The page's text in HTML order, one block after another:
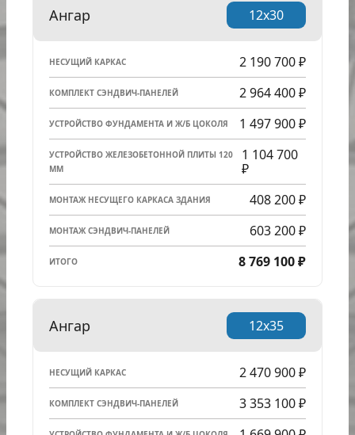
Ангар 12x30
НЕСУЩИЙ КАРКАС 2 190 700 ₽
КОМПЛЕКТ СЭНДВИЧ-ПАНЕЛЕЙ 2 964 400 ₽
УСТРОЙСТВО ФУНДАМЕНТА И Ж/Б ЦОКОЛЯ 1 497 900 ₽
УСТРОЙСТВО ЖЕЛЕЗОБЕТОННОЙ ПЛИТЫ 120
ММ
1 104 700
₽
МОНТАЖ НЕСУЩЕГО КАРКАСА ЗДАНИЯ 408 200 ₽
МОНТАЖ СЭНДВИЧ-ПАНЕЛЕЙ 603 200 ₽
ИТОГО 8 769 100 ₽
Ангар 12x35
НЕСУЩИЙ КАРКАС 2 470 900 ₽
КОМПЛЕКТ СЭНДВИЧ-ПАНЕЛЕЙ 3 353 100 ₽